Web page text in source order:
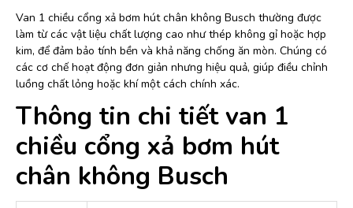
Van 1 chiều cổng xả bơm hút chân không Busch thường được
làm từ các vật liệu chất lượng cao như thép không gỉ hoặc hợp
kim, để đảm bảo tính bền và khả năng chống ăn mòn. Chúng có
các cơ chế hoạt động đơn giản nhưng hiệu quả, giúp điều chỉnh
luồng chất lỏng hoặc khí một cách chính xác.
Thông tin chi tiết van 1
chiều cổng xả bơm hút
chân không Busch